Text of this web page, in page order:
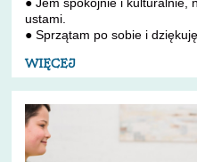
ustami.
● Sprzątam po sobie i dziękuję
WIĘCEJ